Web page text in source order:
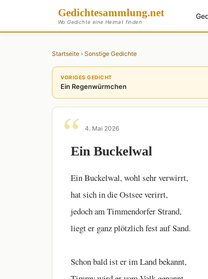
Gedichtesammlung.net
Wo Gedichte eine Heimat finden
Startseite › Sonstige Gedichte
VORIGES GEDICHT
Ein Regenwürmchen
4. Mai 2026
Ein Buckelwal
Ein Buckelwal, wohl sehr verwirrt,
hat sich in die Ostsee verirrt,
jedoch am Timmendorfer Strand,
liegt er ganz plötzlich fest auf Sand.
Schon bald ist er im Land bekannt,